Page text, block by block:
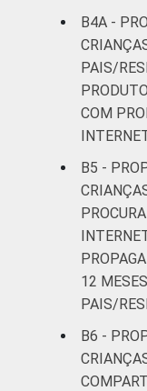
B4A -
PAIS/
COM
B5 -
12
PAIS/
B6 -